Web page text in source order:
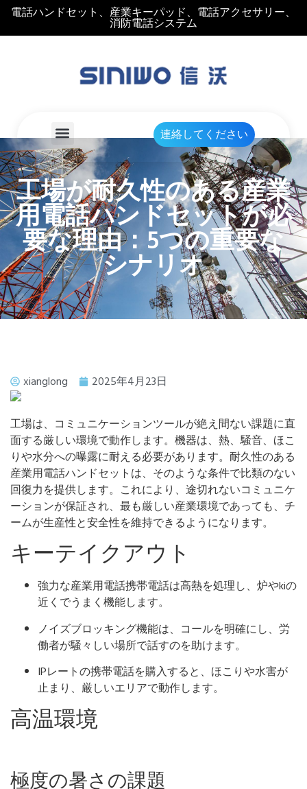
電話ハンドセット、産業キーパッド、電話アクセサリー、
消防電話システム
連絡してください
工場が耐久性のある産業
用電話ハンドセットが必
要な理由：5つの重要な
シナリオ
xianglong 2025年4月23日
工場は、コミュニケーションツールが絶え間ない課題に直
面する厳しい環境で動作します。機器は、熱、騒音、ほこ
りや水分への曝露に耐える必要があります。耐久性のある
産業用電話ハンドセットは、そのような条件で比類のない
回復力を提供します。これにより、途切れないコミュニケ
ーションが保証され、最も厳しい産業環境であっても、チ
ームが生産性と安全性を維持できるようになります。
キーテイクアウト
強力な産業用電話携帯電話は高熱を処理し、炉やkiの
近くでうまく機能します。
ノイズブロッキング機能は、コールを明確にし、労
働者が騒々しい場所で話すのを助けます。
IPレートの携帯電話を購入すると、ほこりや水害が
止まり、厳しいエリアで動作します。
高温環境
極度の暑さの課題